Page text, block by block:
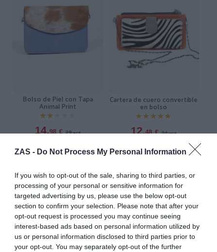
ZAS - Do Not Process My Personal Information
If you wish to opt-out of the sale, sharing to third parties, or
processing of your personal or sensitive information for
targeted advertising by us, please use the below opt-out
section to confirm your selection. Please note that after your
opt-out request is processed you may continue seeing
interest-based ads based on personal information utilized by
us or personal information disclosed to third parties prior to
your opt-out. You may separately opt-out of the further
Bolso de Piel con Tapa
Animal Print
★★★★★
★★★★★
14,98 € 29,95 €
Cartera de cuero convertible
en bolso
★★★★★
★★★★★
12,48 € 24,95 €
-30% -50%